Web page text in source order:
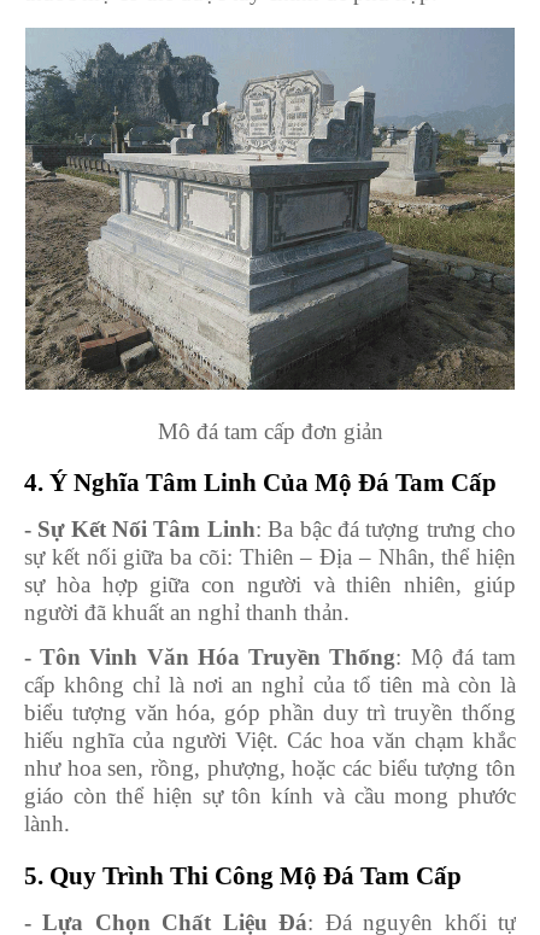
Mô đá tam cấp đơn giản
4. Ý Nghĩa Tâm Linh Của Mộ Đá Tam Cấp
- Sự Kết Nối Tâm Linh: Ba bậc đá tượng trưng cho
sự kết nối giữa ba cõi: Thiên – Địa – Nhân, thể hiện
sự hòa hợp giữa con người và thiên nhiên, giúp
người đã khuất an nghỉ thanh thản.
- Tôn Vinh Văn Hóa Truyền Thống: Mộ đá tam
cấp không chỉ là nơi an nghỉ của tổ tiên mà còn là
biểu tượng văn hóa, góp phần duy trì truyền thống
hiếu nghĩa của người Việt. Các hoa văn chạm khắc
như hoa sen, rồng, phượng, hoặc các biểu tượng tôn
giáo còn thể hiện sự tôn kính và cầu mong phước
lành.
5. Quy Trình Thi Công Mộ Đá Tam Cấp
- Lựa Chọn Chất Liệu Đá: Đá nguyên khối tự